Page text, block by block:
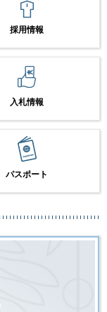
採用情報
入札情報
パスポート